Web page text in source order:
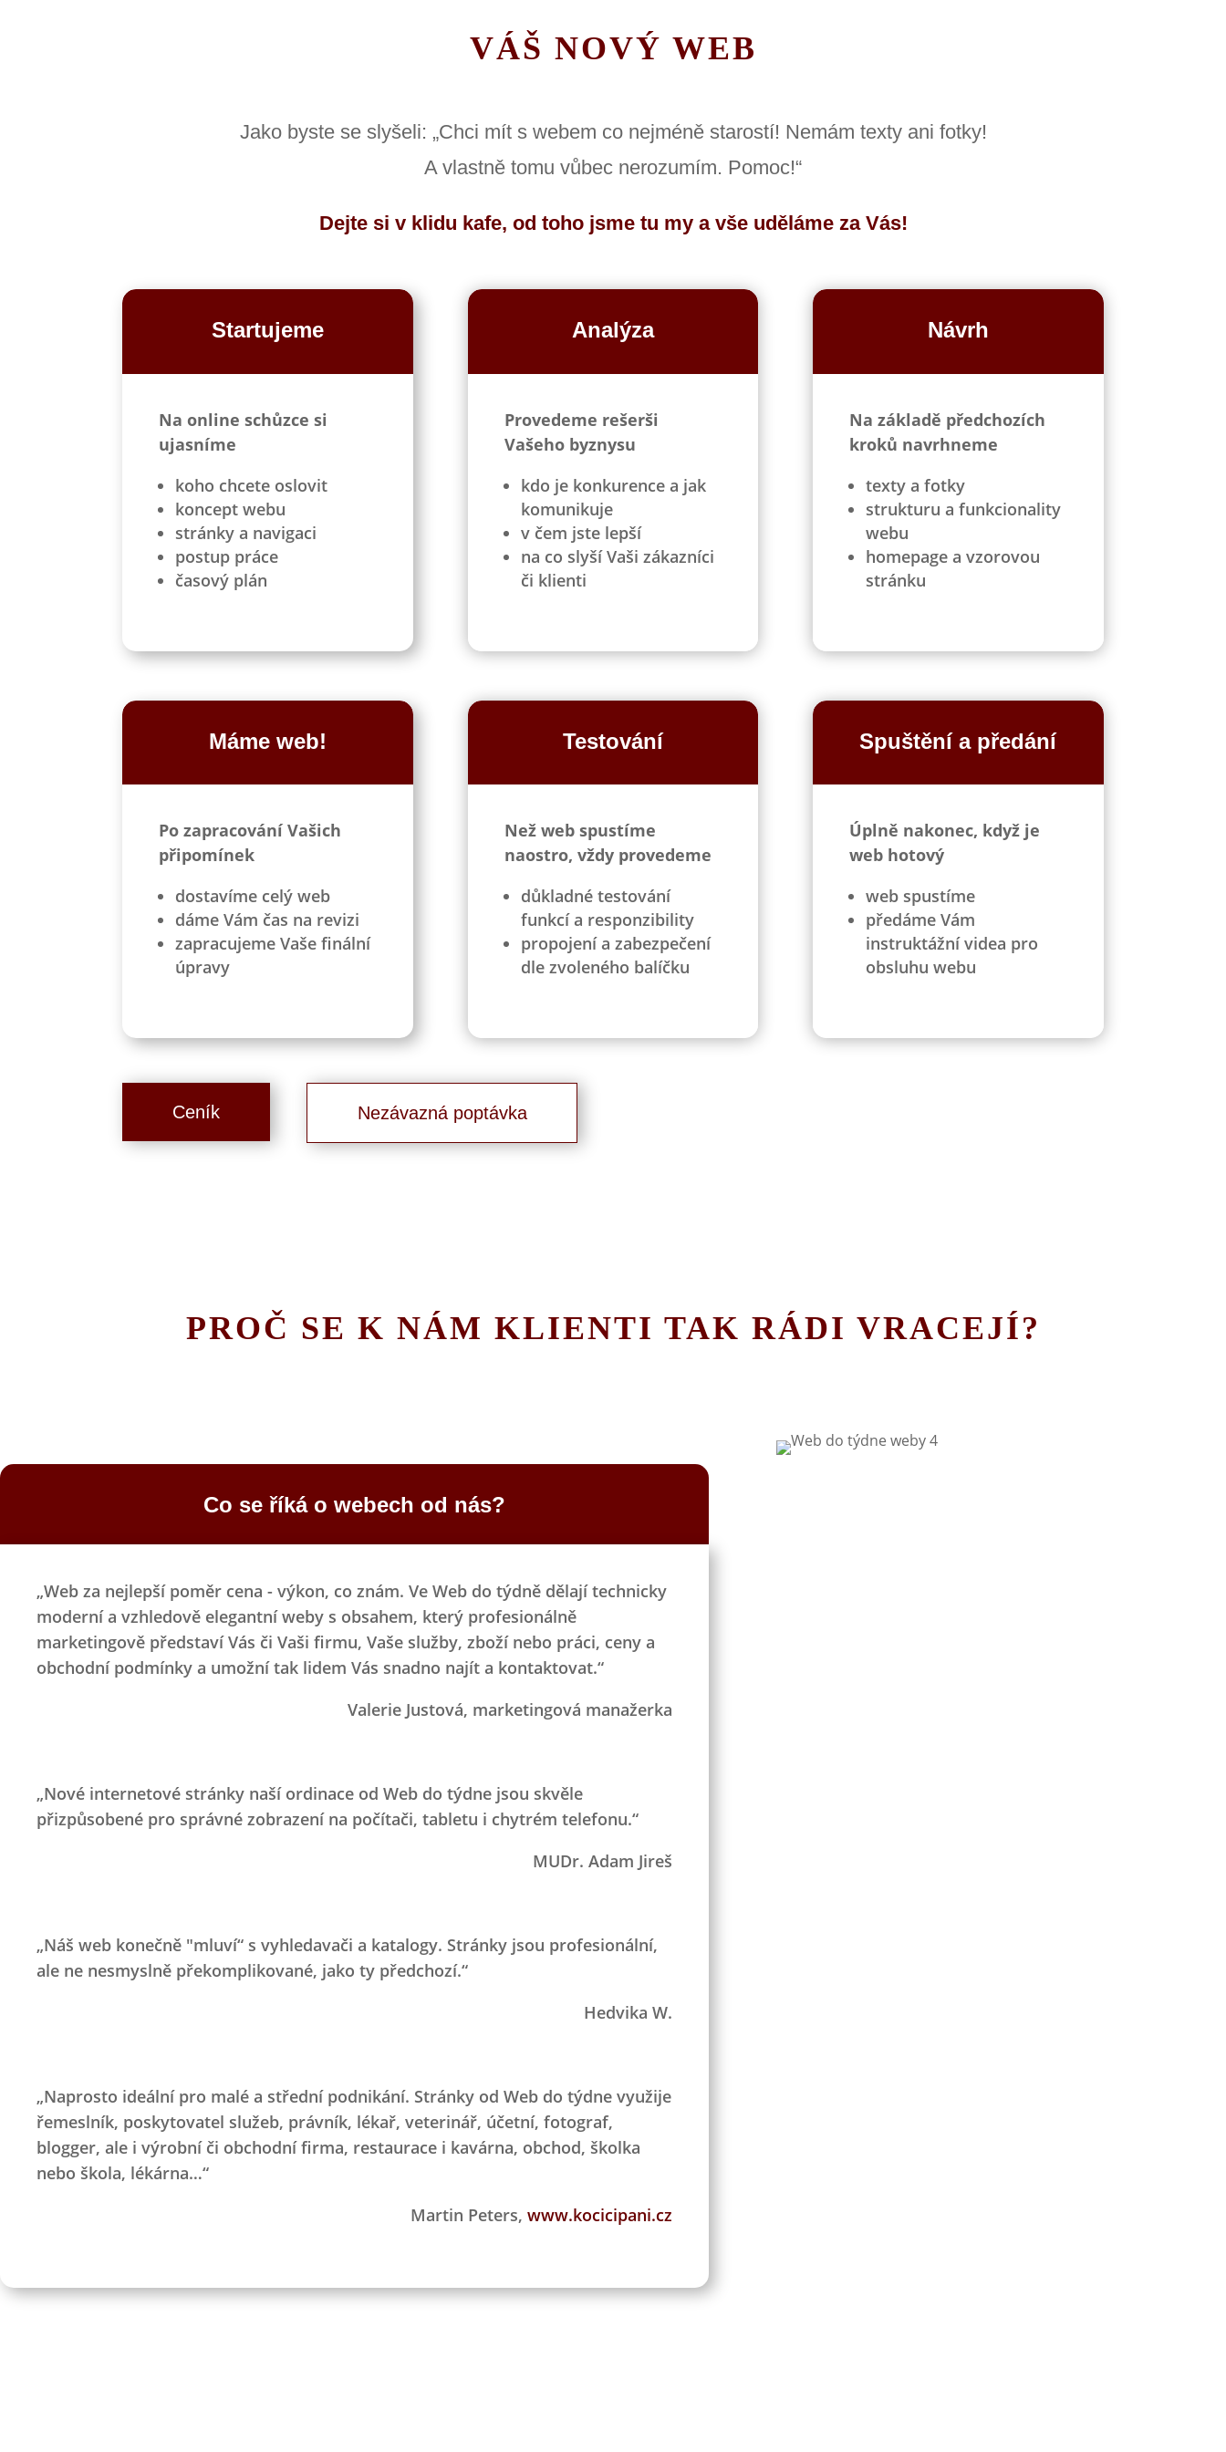
VÁŠ NOVÝ WEB
Jako byste se slyšeli: „Chci mít s webem co nejméně starostí! Nemám texty ani fotky!
A vlastně tomu vůbec nerozumím. Pomoc!“
Dejte si v klidu kafe, od toho jsme tu my a vše uděláme za Vás!
Startujeme
Na online schůzce si
ujasníme
koho chcete oslovit
koncept webu
stránky a navigaci
postup práce
časový plán
Analýza
Provedeme rešerši
Vašeho byznysu
kdo je konkurence a jak
komunikuje
v čem jste lepší
na co slyší Vaši zákazníci
či klienti
Návrh
Na základě předchozích
kroků navrhneme
texty a fotky
strukturu a funkcionality
webu
homepage a vzorovou
stránku
Máme web!
Po zapracování Vašich
připomínek
dostavíme celý web
dáme Vám čas na revizi
zapracujeme Vaše finální
úpravy
Testování
Než web spustíme
naostro, vždy provedeme
důkladné testování
funkcí a responzibility
propojení a zabezpečení
dle zvoleného balíčku
Spuštění a předání
Úplně nakonec, když je
web hotový
web spustíme
předáme Vám
instruktážní videa pro
obsluhu webu
Ceník Nezávazná poptávka
PROČ SE K NÁM KLIENTI TAK RÁDI VRACEJÍ?
Co se říká o webech od nás?
„Web za nejlepší poměr cena - výkon, co znám. Ve Web do týdně dělají technicky
moderní a vzhledově elegantní weby s obsahem, který profesionálně
marketingově představí Vás či Vaši firmu, Vaše služby, zboží nebo práci, ceny a
obchodní podmínky a umožní tak lidem Vás snadno najít a kontaktovat.“
Valerie Justová, marketingová manažerka
„Nové internetové stránky naší ordinace od Web do týdne jsou skvěle
přizpůsobené pro správné zobrazení na počítači, tabletu i chytrém telefonu.“
MUDr. Adam Jireš
„Náš web konečně "mluví“ s vyhledavači a katalogy. Stránky jsou profesionální,
ale ne nesmyslně překomplikované, jako ty předchozí.“
Hedvika W.
„Naprosto ideální pro malé a střední podnikání. Stránky od Web do týdne využije
řemeslník, poskytovatel služeb, právník, lékař, veterinář, účetní, fotograf,
blogger, ale i výrobní či obchodní firma, restaurace i kavárna, obchod, školka
nebo škola, lékárna…“
Martin Peters, www.kocicipani.cz